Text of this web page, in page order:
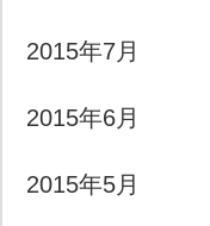
2015年7月
2015年6月
2015年5月